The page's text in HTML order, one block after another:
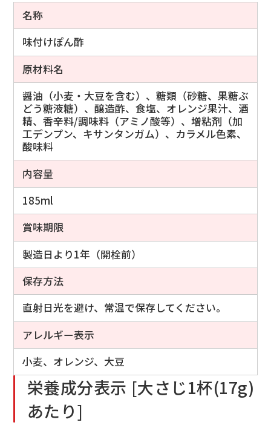
名称
味付けぽん酢
原材料名
醤油（小麦・大豆を含む）、糖類（砂糖、果糖ぶ
どう糖液糖）、醸造酢、食塩、オレンジ果汁、酒
精、香辛料/調味料（アミノ酸等）、増粘剤（加
工デンプン、キサンタンガム）、カラメル色素、
酸味料
内容量
185ml
賞味期限
製造日より1年（開栓前）
保存方法
直射日光を避け、常温で保存してください。
アレルギー表示
小麦、オレンジ、大豆
栄養成分表示 [大さじ1杯(17g)
あたり]